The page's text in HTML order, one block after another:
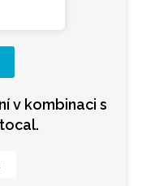
v kombinaci s